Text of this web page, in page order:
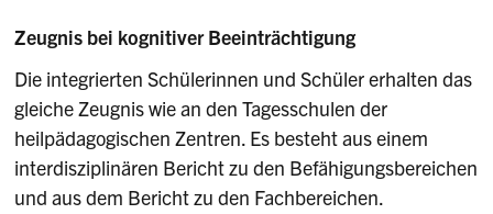
Zeugnis bei kognitiver Beeinträchtigung
Die integrierten Schülerinnen und Schüler erhalten das
gleiche Zeugnis wie an den Tagesschulen der
heilpädagogischen Zentren. Es besteht aus einem
interdisziplinären Bericht zu den Befähigungsbereichen
und aus dem Bericht zu den Fachbereichen.